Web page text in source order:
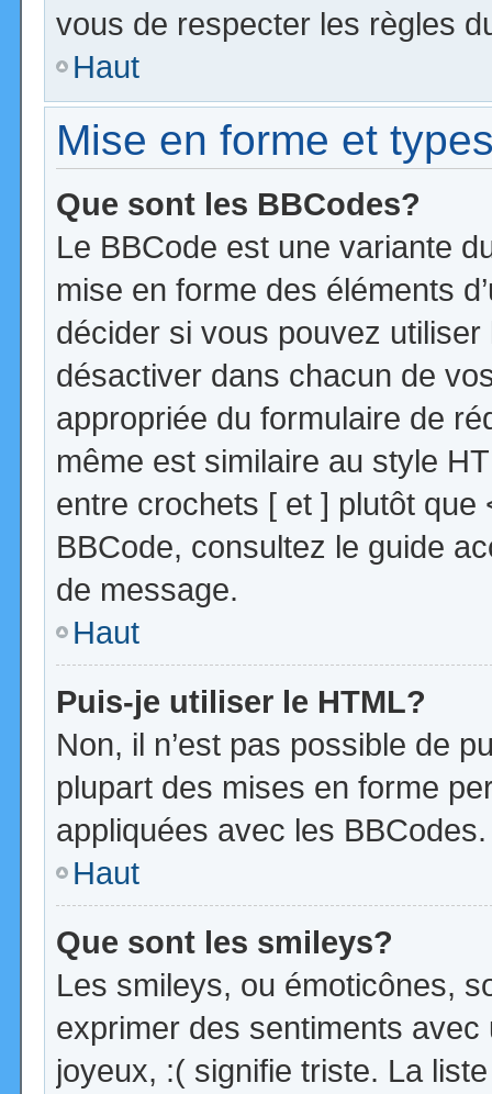
vous de respecter les règles
Haut
Mise en forme et
Que sont les BBCodes?
Le BBCode est une variante
mise en forme des éléments
décider si vous pouvez
désactiver dans chacun de
appropriée du formulaire de
même est similaire au style
entre crochets [ et ] plutôt que
BBCode, consultez le guide
de message.
Haut
Puis-je utiliser le HTML?
Non, il n’est pas possible de
plupart des mises en forme
appliquées avec les BBCodes.
Haut
Que sont les smileys?
Les smileys, ou émoticônes,
exprimer des sentiments
joyeux, :( signifie triste. La